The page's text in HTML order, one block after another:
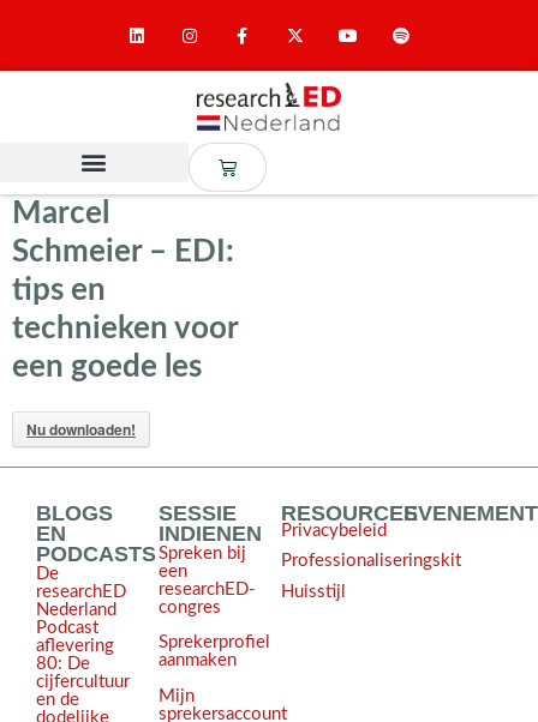
Marcel
Schmeier – EDI:
tips en
technieken voor
een goede les
Nu downloaden!
BLOGS
EN
PODCASTS
De
researchED
Nederland
Podcast
aflevering
80: De
cijfercultuur
en de
dodelijke
SESSIE
INDIENEN
Spreken bij
een
researchED-
congres
Sprekerprofiel
aanmaken
Mijn
sprekersaccount
RESOURCES
Privacybeleid
Professionaliseringskit
Huisstijl